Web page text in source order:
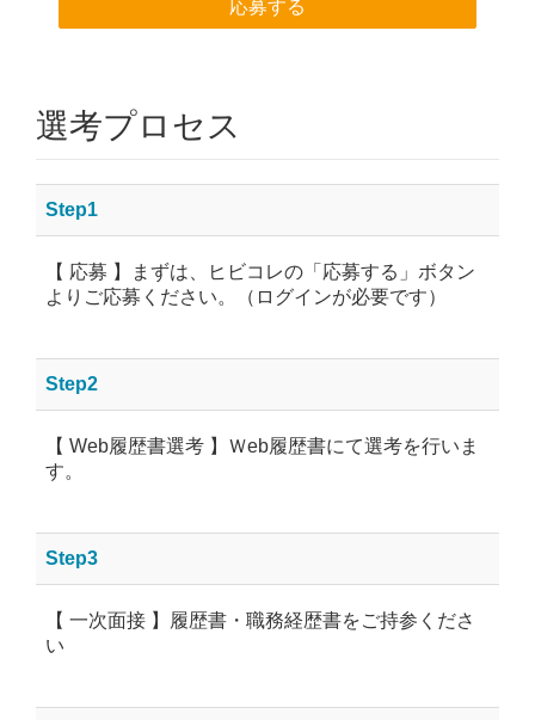
応募する
選考プロセス
Step1
【 応募 】まずは、ヒビコレの「応募する」ボタン
よりご応募ください。（ログインが必要です）
Step2
【 Web履歴書選考 】Ｗeb履歴書にて選考を行いま
す。
Step3
【 一次面接 】履歴書・職務経歴書をご持参くださ
い